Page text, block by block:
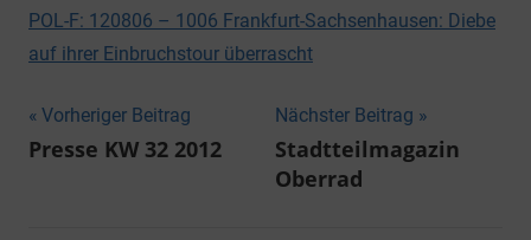
POL-F: 120806 – 1006 Frankfurt-Sachsenhausen: Diebe
auf ihrer Einbruchstour überrascht
Beitragsnavigation
Vorheriger Beitrag
Presse KW 32 2012
Nächster Beitrag
Stadtteilmagazin
Oberrad